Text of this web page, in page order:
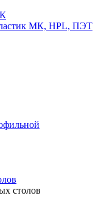
МК, HPL, ПЭТ
столов